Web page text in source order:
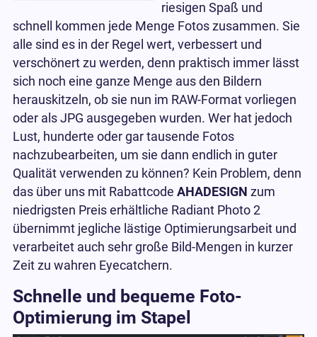
riesigen Spaß und
schnell kommen jede Menge Fotos zusammen. Sie
alle sind es in der Regel wert, verbessert und
verschönert zu werden, denn praktisch immer lässt
sich noch eine ganze Menge aus den Bildern
herauskitzeln, ob sie nun im RAW-Format vorliegen
oder als JPG ausgegeben wurden. Wer hat jedoch
Lust, hunderte oder gar tausende Fotos
nachzubearbeiten, um sie dann endlich in guter
Qualität verwenden zu können? Kein Problem, denn
das über uns mit Rabattcode AHADESIGN zum
niedrigsten Preis erhältliche Radiant Photo 2
übernimmt jegliche lästige Optimierungsarbeit und
verarbeitet auch sehr große Bild-Mengen in kurzer
Zeit zu wahren Eyecatchern.
Schnelle und bequeme Foto-
Optimierung im Stapel